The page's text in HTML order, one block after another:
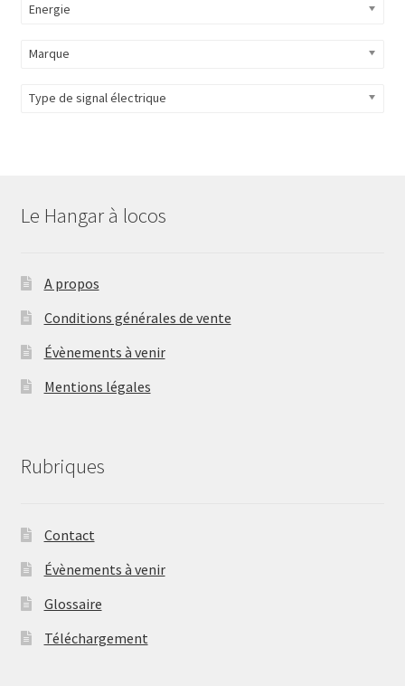
Energie
Marque
Type de signal électrique
Le Hangar à locos
A propos
Conditions générales de vente
Évènements à venir
Mentions légales
Rubriques
Contact
Évènements à venir
Glossaire
Téléchargement